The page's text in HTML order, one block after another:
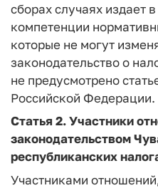
сборах случаях издает
компетенции
которые не могут
законодательство о
не предусмотрено
Российской Федерации.
Статья 2.Участники
законодательством
республиканских
Участниками